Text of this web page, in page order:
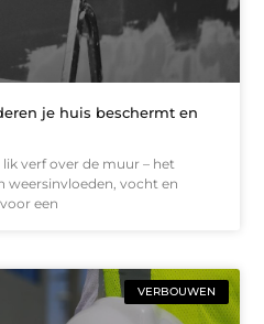
je huis beschermt en
verf over de muur – het
weersinvloeden, vocht en
een
VERBOUWEN